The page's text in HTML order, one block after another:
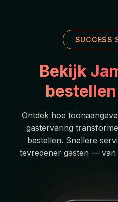
SUCCESS
Bekijk
Ontdek hoe
gastervaring
bestellen. Snellere
tevredener gasten — van